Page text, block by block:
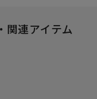
関連アイテム